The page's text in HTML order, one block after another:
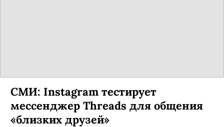
СМИ: Instagram тестирует
мессенджер Threads для общения
«близких друзей»